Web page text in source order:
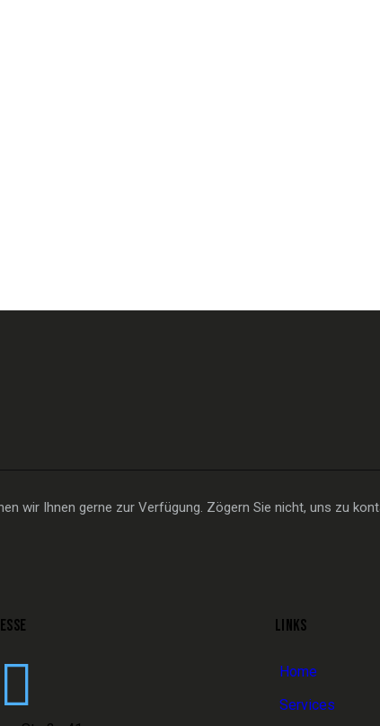
wir Ihnen gerne zur Verfügung. Zögern Sie nicht, uns zu
LINKS
Home
Services